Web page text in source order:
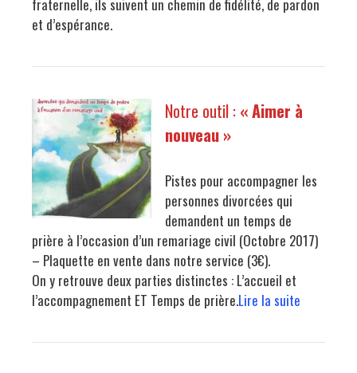
fraternelle, ils suivent un chemin de fidélité, de pardon
et d’espérance.
Notre outil : « Aimer à
nouveau »
Pistes pour accompagner les
personnes divorcées qui
demandent un temps de
prière à l’occasion d’un remariage civil (Octobre 2017)
– Plaquette en vente dans notre service (3€).
On y retrouve deux parties distinctes : L’accueil et
l’accompagnement ET Temps de prière.Lire la suite